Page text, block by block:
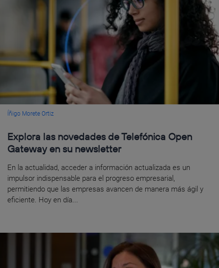
Íñigo Morete Ortiz
Explora las novedades de Telefónica Open
Gateway en su newsletter
En la actualidad, acceder a información actualizada es un
impulsor indispensable para el progreso empresarial,
permitiendo que las empresas avancen de manera más ágil y
eficiente. Hoy en día...